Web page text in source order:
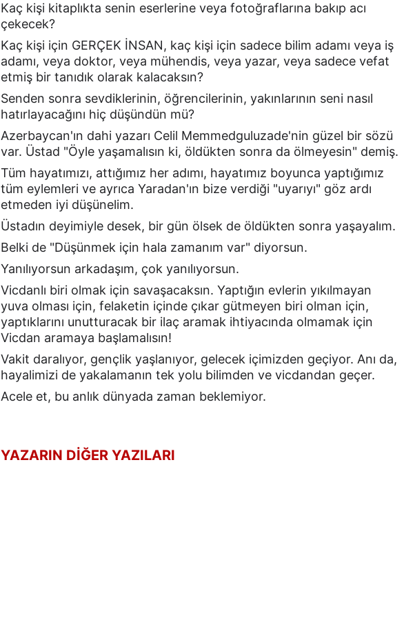
Kaç kişi kitaplıkta senin eserlerine veya fotoğraflarına bakıp acı
çekecek?
Kaç kişi için GERÇEK İNSAN, kaç kişi için sadece bilim adamı veya iş
adamı, veya doktor, veya mühendis, veya yazar, veya sadece vefat
etmiş bir tanıdık olarak kalacaksın?
Senden sonra sevdiklerinin, öğrencilerinin, yakınlarının seni nasıl
hatırlayacağını hiç düşündün mü?
Azerbaycan'ın dahi yazarı Celil Memmedguluzade'nin güzel bir sözü
var. Üstad "Öyle yaşamalısın ki, öldükten sonra da ölmeyesin" demiş.
Tüm hayatımızı, attığımız her adımı, hayatımız boyunca yaptığımız
tüm eylemleri ve ayrıca Yaradan'ın bize verdiği "uyarıyı" göz ardı
etmeden iyi düşünelim.
Üstadın deyimiyle desek, bir gün ölsek de öldükten sonra yaşayalım.
Belki de "Düşünmek için hala zamanım var" diyorsun.
Yanılıyorsun arkadaşım, çok yanılıyorsun.
Vicdanlı biri olmak için savaşacaksın. Yaptığın evlerin yıkılmayan
yuva olması için, felaketin içinde çıkar gütmeyen biri olman için,
yaptıklarını unutturacak bir ilaç aramak ihtiyacında olmamak için
Vicdan aramaya başlamalısın!
Vakit daralıyor, gençlik yaşlanıyor, gelecek içimizden geçiyor. Anı da,
hayalimizi de yakalamanın tek yolu bilimden ve vicdandan geçer.
Acele et, bu anlık dünyada zaman beklemiyor.
YAZARIN DİĞER YAZILARI